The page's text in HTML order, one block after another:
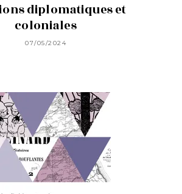
diplomatiques et
coloniales
07/05/2024